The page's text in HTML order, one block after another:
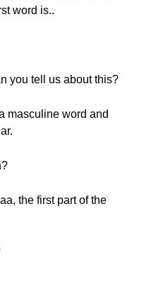
word is..
you tell us about this?
masculine word and
the first part of the